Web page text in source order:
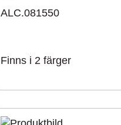
ALC.081550
Finns i 2 färger